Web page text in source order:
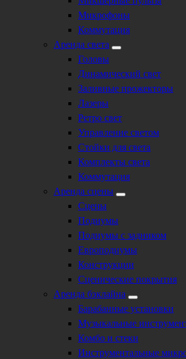
Микрофоны
Коммутация
Аренда света
Головы
Динамический свет
Заливные прожекторы
Лазеры
Ретро свет
Управление светом
Стойки для света
Комплекты света
Коммутация
Аренда сцены
Сцены
Подиумы
Подиумы с задником
Европодиумы
Конструкции
Сценические покрытия
Аренда бэклайна
Барабанные установки
Музыкальные
Комбо и стеки
Инструментальные